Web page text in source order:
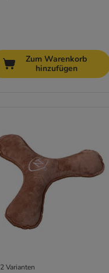
Zum Warenkorb
hinzufügen
2 Varianten